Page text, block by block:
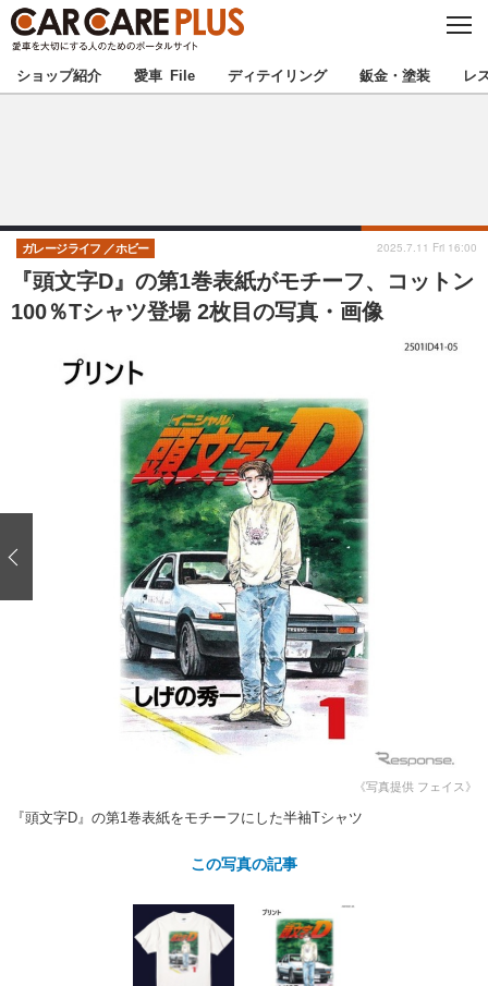
C
S
E
★カーケアプラス認定★ 厳選プロショップを地域から探す
甲信越 北陸
東海 関西
沖縄
ショップレポート 愛車 File
自動車豆知識 ストップ！不具合修理＆粗悪修理
鈑金・塗装
ディテイリング
ディテイリング 洗車
ヘッドライト磨き コーティング
フィルム・ラッピング
小キズ直し 防錆
ストップ 不具合修理＆粗悪修理
カーメーカー「旧車」関連プロジェ
クト
コラム
ショップレポート プロショップ検索
カーメーカー「旧車」関連プロジ
インタビュー
イベントレポート
ショップ紹介 愛車 File ディテイリング 鈑金・塗装 レ
『頭文字D』の第1巻表紙がモチーフ、コットン
100％Tシャツ登場 2枚目の写真・画像
ガレージライフ ホビー 2025.7.11 Fri 16:00
《写真提供 フェイス》
『頭文字D』の第1巻表紙をモチーフにした半袖Tシャツ
この写真の記事